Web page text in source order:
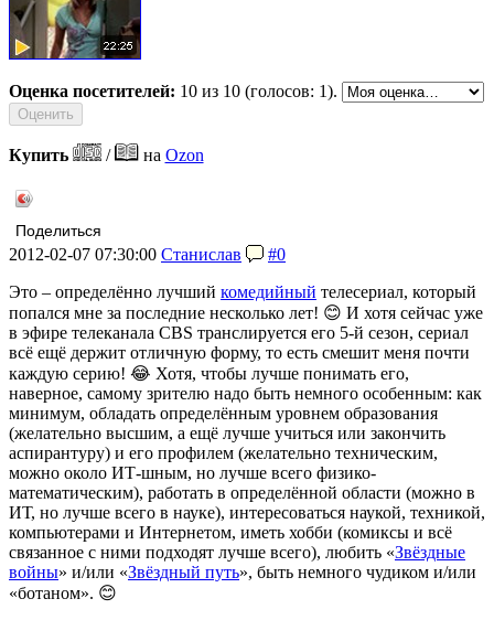
Оценка посетителей: 10 из 10 (голосов: 1).
Купить / на Ozon
Поделиться
2012-02-07 07:30:00 Станислав
#0
Это – определённо лучший комедийный телесериал, который
попался мне за последние несколько лет! 😊 И хотя сейчас уже
в эфире телеканала CBS транслируется его 5-й сезон, сериал
всё ещё держит отличную форму, то есть смешит меня почти
каждую серию! 😂 Хотя, чтобы лучше понимать его,
наверное, самому зрителю надо быть немного особенным: как
минимум, обладать определённым уровнем образования
(желательно высшим, а ещё лучше учиться или закончить
аспирантуру) и его профилем (желательно техническим,
можно около ИТ-шным, но лучше всего физико-
математическим), работать в определённой области (можно в
ИТ, но лучше всего в науке), интересоваться наукой, техникой,
компьютерами и Интернетом, иметь хобби (комиксы и всё
связанное с ними подходят лучше всего), любить «Звёздные
войны» и/или «Звёздный путь», быть немного чудиком и/или
«ботаном». 😊